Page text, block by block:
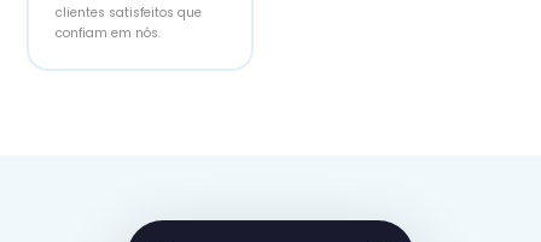
clientes satisfeitos que
confiam em nós.